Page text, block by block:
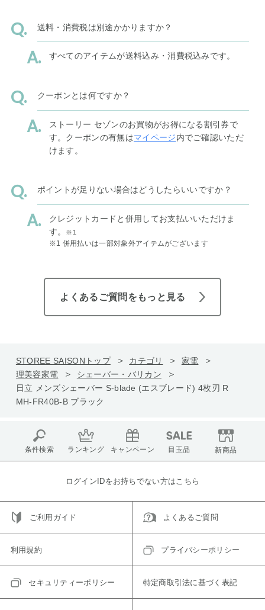
送料・消費税は別途かかりますか？
すべてのアイテムが送料込み・消費税込みです。
クーポンとは何ですか？
ストーリー セゾンのお買物がお得になる割引券で
す。クーポンの有無はマイページ内でご確認いただ
けます。
ポイントが足りない場合はどうしたらいいですか？
クレジットカードと併用してお支払いいただけま
す。
※1
※1 併用払いは一部対象外アイテムがございます
よくあるご質問をもっと見る
STOREE SAISONトップ カテゴリ
家電
理美容家電
シェーバー・バリカン
日立 メンズシェーバー S-blade (エスブレード) 4枚刃 R
MH-FR40B-B ブラック
条件検索 ランキング キャンペーン 目玉品 新商品
ログインIDをお持ちでない方はこちら
ご利用ガイド よくあるご質問
利用規約 プライバシーポリシー
セキュリティーポリシー 特定商取引法に基づく表記